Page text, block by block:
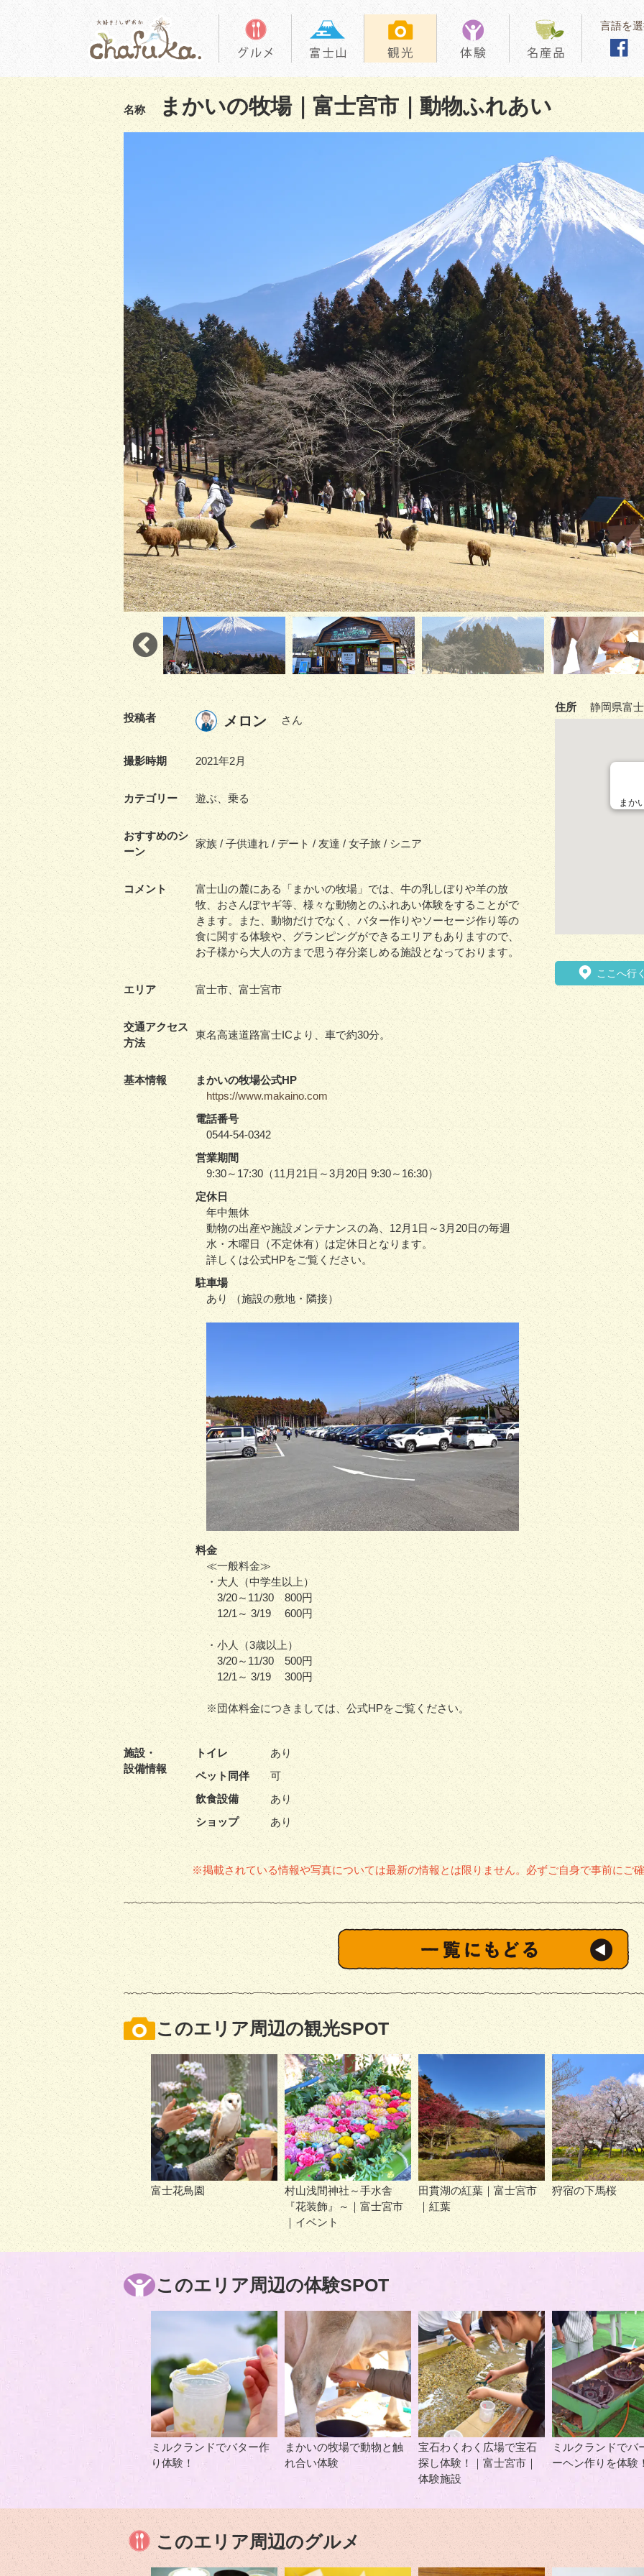
言語を
名称 まかいの牧場｜富士宮市｜動物ふれあい
投稿者 メロン さん
撮影時期 2021年2月
カテゴリー 遊ぶ、乗る
おすすめのシ
ーン
家族 / 子供連れ / デート / 友達 / 女子旅 / シニア
コメント
富士山の麓にある「まかいの牧場」では、牛の乳しぼりや羊の放
牧、おさんぽヤギ等、様々な動物とのふれあい体験をすることがで
きます。また、動物だけでなく、バター作りやソーセージ作り等の
食に関する体験や、グランピングができるエリアもありますので、
お子様から大人の方まで思う存分楽しめる施設となっております。
エリア 富士市、富士宮市
交通アクセス
方法
東名高速道路富士ICより、車で約30分。
基本情報
まかいの牧場公式HP
https://www.makaino.com
電話番号
0544-54-0342
営業期間
9:30～17:30（11月21日～3月20日 9:30～16:30）
定休日
年中無休
動物の出産や施設メンテナンスの為、12月1日～3月20日の毎週
水・木曜日（不定休有）は定休日となります。
詳しくは公式HPをご覧ください。
駐車場
あり （施設の敷地・隣接）
料金
≪一般料金≫
・大人（中学生以上）
3/20～11/30 800円
12/1～ 3/19 600円
・小人（3歳以上）
3/20～11/30 500円
12/1～ 3/19 300円
※団体料金につきましては、公式HPをご覧ください。
施設・
設備情報
トイレ
あり
ペット同伴
可
飲食設備
あり
ショップ
あり
住所 静岡県富
まか
ここへ行
※掲載されている情報や写真については最新の情報とは限りません。必ずご自身で事前にご
このエリア周辺の観光SPOT
富士花鳥園
村山浅間神社～手水舎
『花装飾』～｜富士宮市
｜イベント
田貫湖の紅葉｜富士宮市
｜紅葉
狩宿の下馬桜
このエリア周辺の体験SPOT
ミルクランドでバター作
り体験！
まかいの牧場で動物と触
れ合い体験
宝石わくわく広場で宝石
探し体験！｜富士宮市｜
体験施設
ミルクランドでバ
ーヘン作りを体験
このエリア周辺のグルメ